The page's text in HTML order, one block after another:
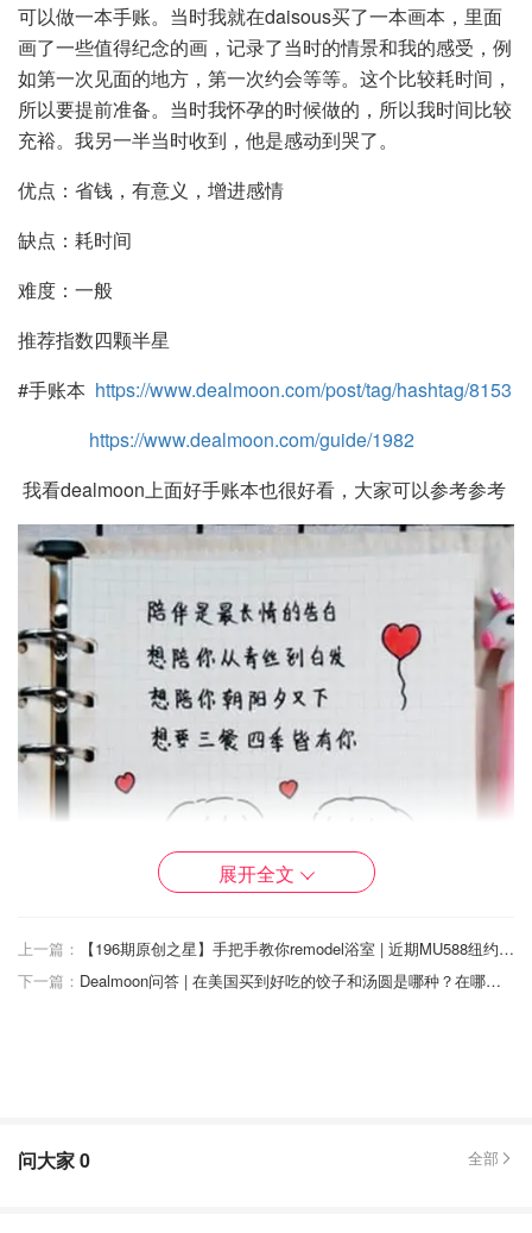
可以做一本手账。当时我就在daisous买了一本画本，里面
画了一些值得纪念的画，记录了当时的情景和我的感受，例
如第一次见面的地方，第一次约会等等。这个比较耗时间，
所以要提前准备。当时我怀孕的时候做的，所以我时间比较
充裕。我另一半当时收到，他是感动到哭了。
优点：省钱，有意义，增进感情
缺点：耗时间
难度：一般
推荐指数四颗半星
#手账本 https://www.dealmoon.com/post/tag/hashtag/8153
https://www.dealmoon.com/guide/1982
我看dealmoon上面好手账本也很好看，大家可以参考参考
展开全文
上一篇：
【196期原创之星】手把手教你remodel浴室 | 近期MU588纽约直飞上海回国全流程攻略 | 用HSA实现三重省税 | 在美smile近视手术体验分享
下一篇：
Dealmoon问答 | 在美国买到好吃的饺子和汤圆是哪种？在哪里可以买到？
问大家0 全部